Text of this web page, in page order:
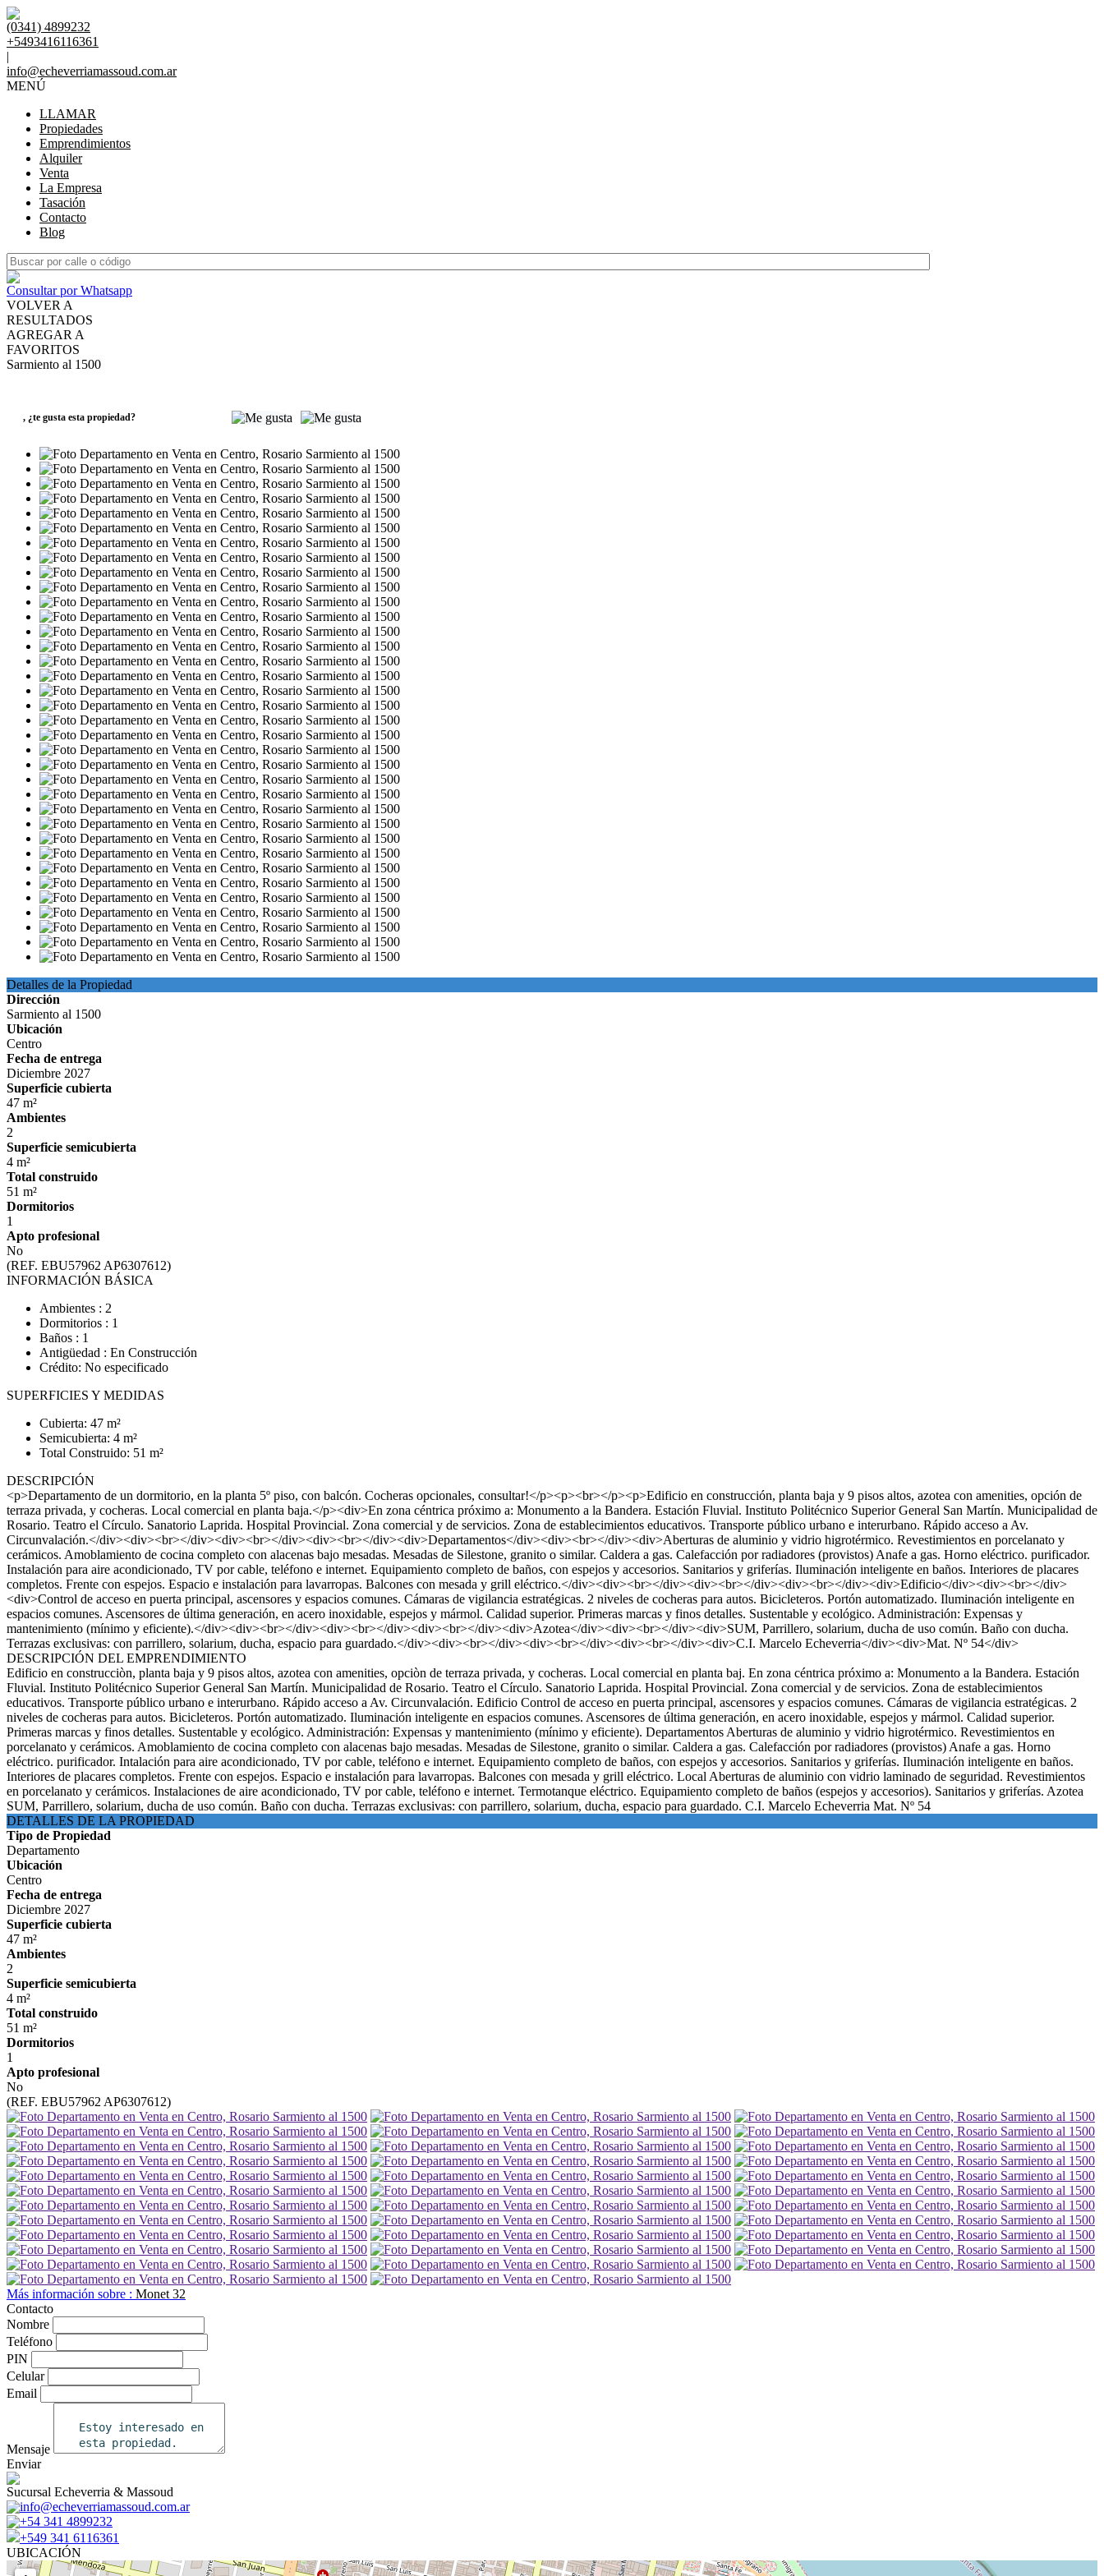
(0341) 4899232
+5493416116361
|
info@echeverriamassoud.com.ar
MENÚ
LLAMAR
Propiedades
Emprendimientos
Alquiler
Venta
La Empresa
Tasación
Contacto
Blog
Consultar por Whatsapp
VOLVER A
RESULTADOS
AGREGAR A
FAVORITOS
Sarmiento al 1500
, ¿te gusta esta propiedad?
Detalles de la Propiedad
Dirección
Sarmiento al 1500
Ubicación
Centro
Fecha de entrega
Diciembre 2027
Superficie cubierta
47 m²
Ambientes
2
Superficie semicubierta
4 m²
Total construido
51 m²
Dormitorios
1
Apto profesional
No
(REF. EBU57962 AP6307612)
INFORMACIÓN BÁSICA
Ambientes : 2
Dormitorios : 1
Baños : 1
Antigüedad : En Construcción
Crédito: No especificado
SUPERFICIES Y MEDIDAS
Cubierta: 47 m²
Semicubierta: 4 m²
Total Construido: 51 m²
DESCRIPCIÓN
<p>Departamento de un dormitorio, en la planta 5º piso, con balcón. Cocheras opcionales, consultar!</p><p><br></p><p>Edificio en construcción, planta baja y 9 pisos altos, azotea con amenities, opción de
terraza privada, y cocheras. Local comercial en planta baja.</p><div>En zona céntrica próximo a: Monumento a la Bandera. Estación Fluvial. Instituto Politécnico Superior General San Martín. Municipalidad de
Rosario. Teatro el Círculo. Sanatorio Laprida. Hospital Provincial. Zona comercial y de servicios. Zona de establecimientos educativos. Transporte público urbano e interurbano. Rápido acceso a Av.
Circunvalación.</div><div><br></div><div><br></div><div><br></div><div>Departamentos</div><div><br></div><div>Aberturas de aluminio y vidrio higrotérmico. Revestimientos en porcelanato y
cerámicos. Amoblamiento de cocina completo con alacenas bajo mesadas. Mesadas de Silestone, granito o similar. Caldera a gas. Calefacción por radiadores (provistos) Anafe a gas. Horno eléctrico. purificador.
Instalación para aire acondicionado, TV por cable, teléfono e internet. Equipamiento completo de baños, con espejos y accesorios. Sanitarios y griferías. Iluminación inteligente en baños. Interiores de placares
completos. Frente con espejos. Espacio e instalación para lavarropas. Balcones con mesada y grill eléctrico.</div><div><br></div><div><br></div><div><br></div><div>Edificio</div><div><br></div>
<div>Control de acceso en puerta principal, ascensores y espacios comunes. Cámaras de vigilancia estratégicas. 2 niveles de cocheras para autos. Bicicleteros. Portón automatizado. Iluminación inteligente en
espacios comunes. Ascensores de última generación, en acero inoxidable, espejos y mármol. Calidad superior. Primeras marcas y finos detalles. Sustentable y ecológico. Administración: Expensas y
mantenimiento (mínimo y eficiente).</div><div><br></div><div><br></div><div><br></div><div>Azotea</div><div><br></div><div>SUM, Parrillero, solarium, ducha de uso común. Baño con ducha.
Terrazas exclusivas: con parrillero, solarium, ducha, espacio para guardado.</div><div><br></div><div><br></div><div><br></div><div>C.I. Marcelo Echeverria</div><div>Mat. Nº 54</div>
DESCRIPCIÓN DEL EMPRENDIMIENTO
Edificio en construcciòn, planta baja y 9 pisos altos, azotea con amenities, opciòn de terraza privada, y cocheras. Local comercial en planta baj. En zona céntrica próximo a: Monumento a la Bandera. Estación
Fluvial. Instituto Politécnico Superior General San Martín. Municipalidad de Rosario. Teatro el Círculo. Sanatorio Laprida. Hospital Provincial. Zona comercial y de servicios. Zona de establecimientos
educativos. Transporte público urbano e interurbano. Rápido acceso a Av. Circunvalación. Edificio Control de acceso en puerta principal, ascensores y espacios comunes. Cámaras de vigilancia estratégicas. 2
niveles de cocheras para autos. Bicicleteros. Portón automatizado. Iluminación inteligente en espacios comunes. Ascensores de última generación, en acero inoxidable, espejos y mármol. Calidad superior.
Primeras marcas y finos detalles. Sustentable y ecológico. Administración: Expensas y mantenimiento (mínimo y eficiente). Departamentos Aberturas de aluminio y vidrio higrotérmico. Revestimientos en
porcelanato y cerámicos. Amoblamiento de cocina completo con alacenas bajo mesadas. Mesadas de Silestone, granito o similar. Caldera a gas. Calefacción por radiadores (provistos) Anafe a gas. Horno
eléctrico. purificador. Intalación para aire acondicionado, TV por cable, teléfono e internet. Equipamiento completo de baños, con espejos y accesorios. Sanitarios y griferías. Iluminación inteligente en baños.
Interiores de placares completos. Frente con espejos. Espacio e instalación para lavarropas. Balcones con mesada y grill eléctrico. Local Aberturas de aluminio con vidrio laminado de seguridad. Revestimientos
en porcelanato y cerámicos. Instalaciones de aire acondicionado, TV por cable, teléfono e internet. Termotanque eléctrico. Equipamiento completo de baños (espejos y accesorios). Sanitarios y griferías. Azotea
SUM, Parrillero, solarium, ducha de uso común. Baño con ducha. Terrazas exclusivas: con parrillero, solarium, ducha, espacio para guardado. C.I. Marcelo Echeverria Mat. Nº 54
DETALLES DE LA PROPIEDAD
Tipo de Propiedad
Departamento
Ubicación
Centro
Fecha de entrega
Diciembre 2027
Superficie cubierta
47 m²
Ambientes
2
Superficie semicubierta
4 m²
Total construido
51 m²
Dormitorios
1
Apto profesional
No
(REF. EBU57962 AP6307612)
Más información sobre : Monet 32
Contacto
Nombre
Teléfono
PIN
Celular
Email
Mensaje
Enviar
Sucursal Echeverria & Massoud
info@echeverriamassoud.com.ar
+54 341 4899232
+549 341 6116361
UBICACIÓN